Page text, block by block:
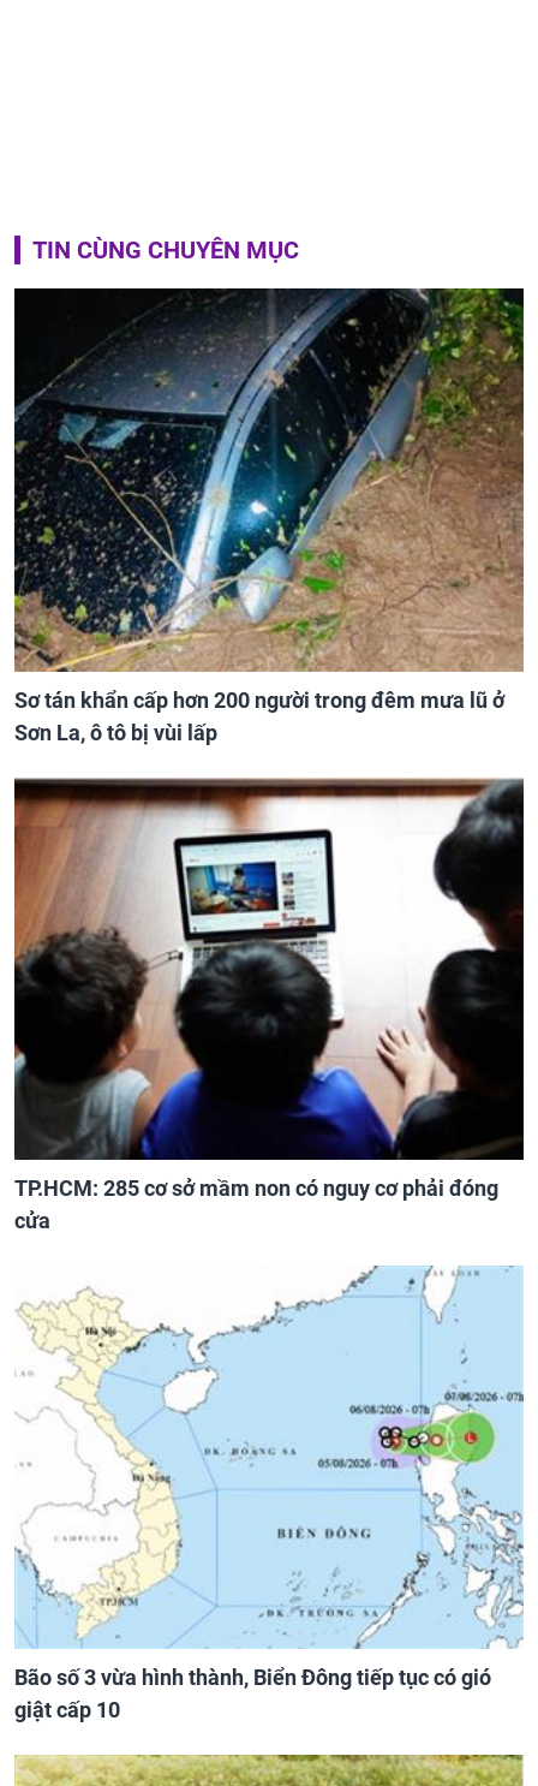
TIN CÙNG CHUYÊN MỤC
Sơ tán khẩn cấp hơn 200 người trong đêm mưa lũ ở
Sơn La, ô tô bị vùi lấp
TP.HCM: 285 cơ sở mầm non có nguy cơ phải đóng
cửa
Bão số 3 vừa hình thành, Biển Đông tiếp tục có gió
giật cấp 10